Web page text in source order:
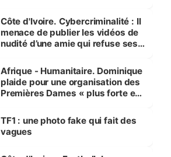
des Transports
Côte d'Ivoire. Cybercriminalité : Il
menace de publier les vidéos de
nudité d’une amie qui refuse ses
Afrique - Humanitaire. Dominique
plaide pour une organisation des
Premières Dames « plus forte et
sur la scène internationale »
TF1 : une photo fake qui fait des
vagues